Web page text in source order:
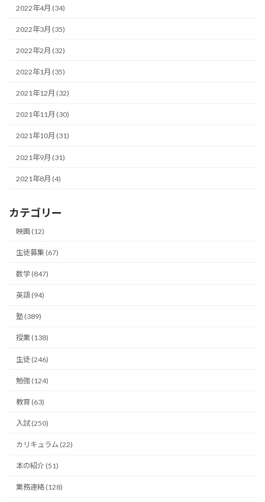
2022年4月 (34)
2022年3月 (35)
2022年2月 (32)
2022年1月 (35)
2021年12月 (32)
2021年11月 (30)
2021年10月 (31)
2021年9月 (31)
2021年8月 (4)
カテゴリー
映画 (12)
生徒募集 (67)
数学 (847)
英語 (94)
塾 (389)
授業 (138)
生徒 (246)
勉強 (124)
教育 (63)
入試 (250)
カリキュラム (22)
本の紹介 (51)
業務連絡 (128)